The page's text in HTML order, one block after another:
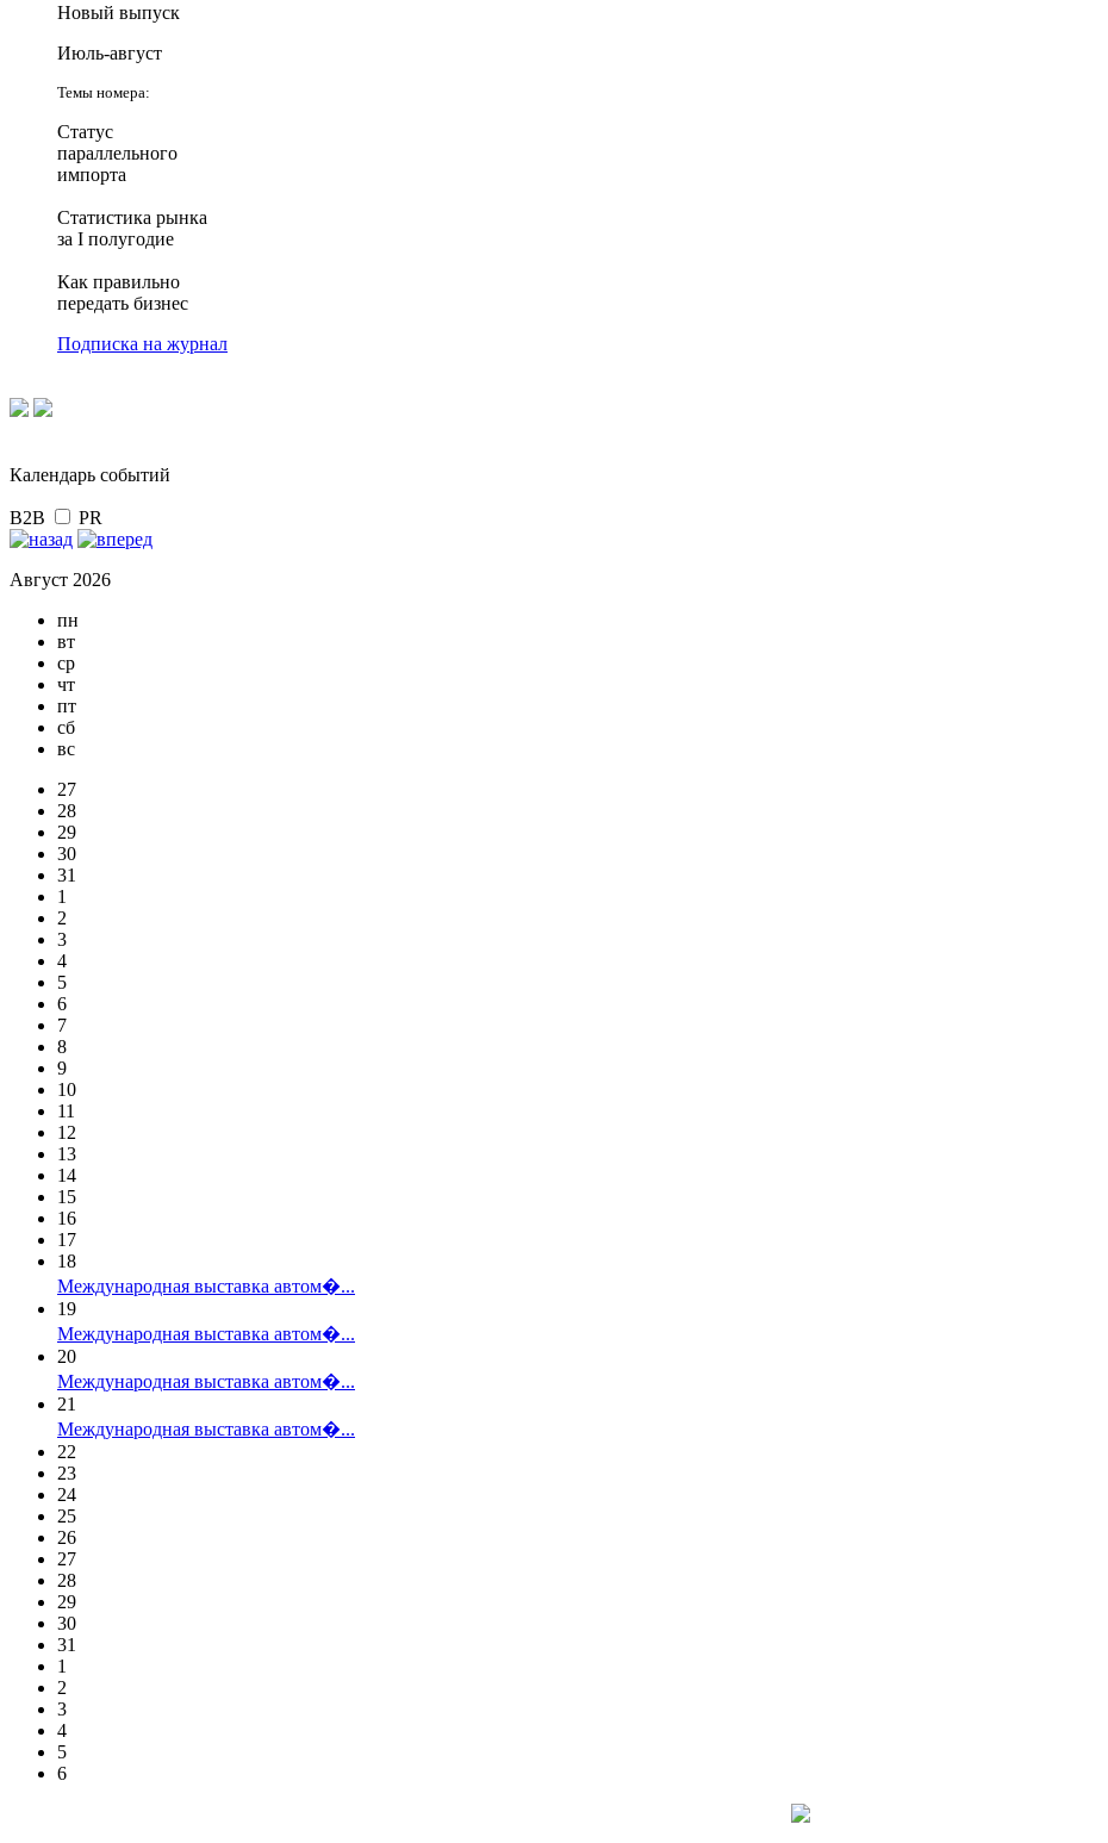
Новый выпуск
Июль-август
Темы номера:
Статус
параллельного
импорта
Статистика рынка
за I полугодие
Как правильно
передать бизнес
Подписка на журнал
Календарь событий
B2B PR
Август 2026
пн
вт
ср
чт
пт
сб
вс
27
28
29
30
31
1
2
3
4
5
6
7
8
9
10
11
12
13
14
15
16
17
18
Международная выставка автом�...
19
Международная выставка автом�...
20
Международная выставка автом�...
21
Международная выставка автом�...
22
23
24
25
26
27
28
29
30
31
1
2
3
4
5
6